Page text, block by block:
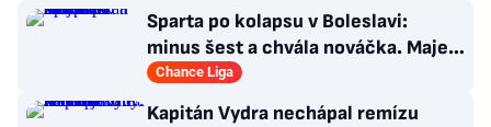
Sparta po kolapsu v Boleslavi:
minus šest a chvála nováčka. Majer
má silnou zbraň
Chance Liga
Kapitán Vydra nechápal remízu